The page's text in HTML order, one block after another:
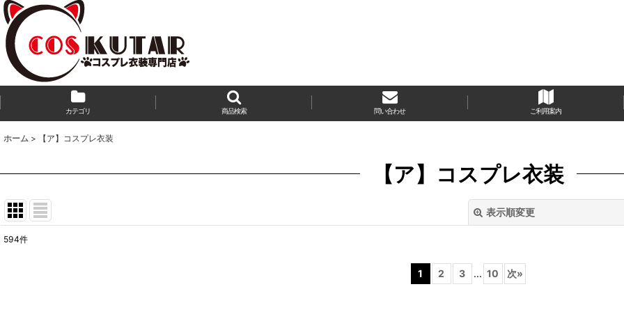
カテゴリ 商品検索 問い合わせ ご利用案内
ホーム > 【ア】コスプレ衣装
【ア】コスプレ衣装
表示順変更
594件
1 2 3 ... 10 次»